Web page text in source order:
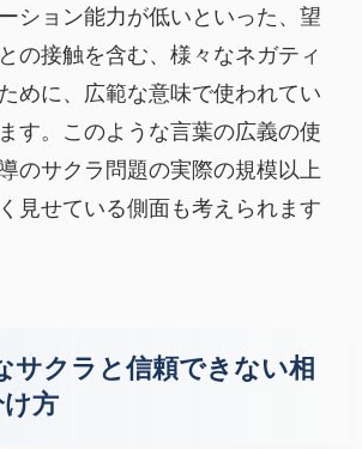
ション能力が低いといった、望
の接触を含む、様々なネガティ
めに、広範な意味で使われてい
す。このような言葉の広義の使
のサクラ問題の実際の規模以上
見せている側面も考えられます
サクラと信頼できない相
方